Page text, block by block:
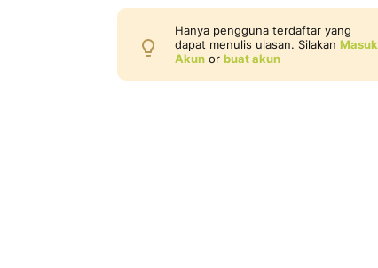
Hanya pengguna terdaftar yang
dapat menulis ulasan. Silakan Masuk
Akun or buat akun